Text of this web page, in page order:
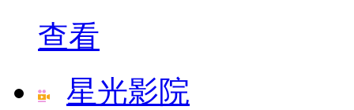
查看
星光影院